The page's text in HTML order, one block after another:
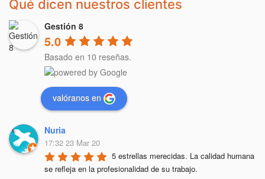
Qué dicen nuestros clientes
Gestión 8
5.0
Basado en 10 reseñas.
valóranos en
Nuria
17:32 23 Mar 20
5 estrellas merecidas. La calidad humana
se refleja en la profesionalidad de su trabajo.